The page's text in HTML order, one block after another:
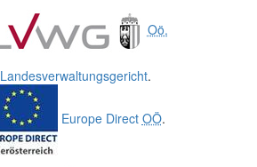
Oö.
Landesverwaltungsgericht.
Europe Direct OÖ.